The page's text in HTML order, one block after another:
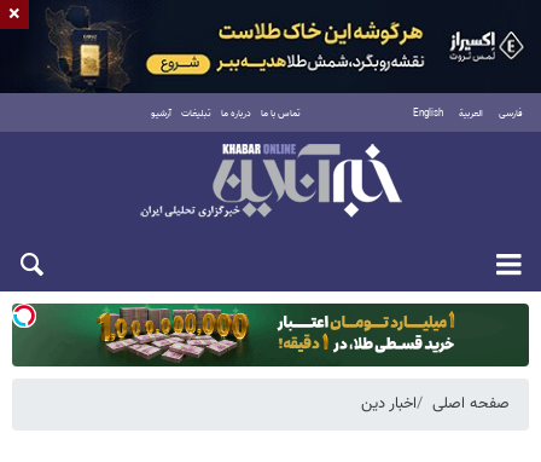
فارسی العربية English تماس با ما درباره ما تبلیغات آرشیو
یکشنبه ۱۸ مرداد ۱۴۰۵
صفحه اصلی اخبار دین
×